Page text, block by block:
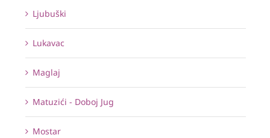
Ljubuški
Lukavac
Maglaj
Matuzići - Doboj Jug
Mostar